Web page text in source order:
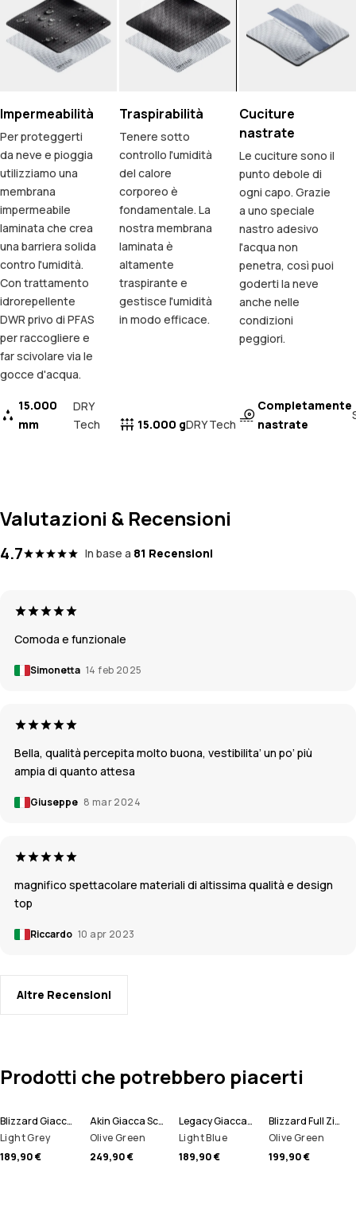
Impermeabilità
Per proteggerti
da neve e pioggia
utilizziamo una
membrana
impermeabile
laminata che crea
una barriera solida
contro l'umidità.
Con trattamento
idrorepellente
DWR privo di PFAS
per raccogliere e
far scivolare via le
gocce d'acqua.
15.000
mm
DRY
Tech
Traspirabilità
Tenere sotto
controllo l'umidità
del calore
corporeo è
fondamentale. La
nostra membrana
laminata è
altamente
traspirante e
gestisce l'umidità
in modo efficace.
15.000 gDRY Tech
Cuciture
nastrate
Le cuciture sono il
punto debole di
ogni capo. Grazie
a uno speciale
nastro adesivo
l'acqua non
penetra, così puoi
goderti la neve
anche nelle
condizioni
peggiori.
Completamente
nastrate
Valutazioni & Recensioni
4.7 In base a 81 Recensioni
Comoda e funzionale
Simonetta 14 feb 2025
Bella, qualità percepita molto buona, vestibilita’ un po’ più
ampia di quanto attesa
Giuseppe 8 mar 2024
magnifico spettacolare materiali di altissima qualità e design
top
Riccardo 10 apr 2023
Altre Recensioni
Prodotti che potrebbero piacerti
Blizzard Giacca Sci Uomo
Light Grey
189,90 €
Akin Giacca Sci Uomo
Olive Green
249,90 €
Legacy Giacca Sci Uomo
Light Blue
189,90 €
Blizzard Full Zip Giacca Sci Uomo
Olive Green
199,90 €